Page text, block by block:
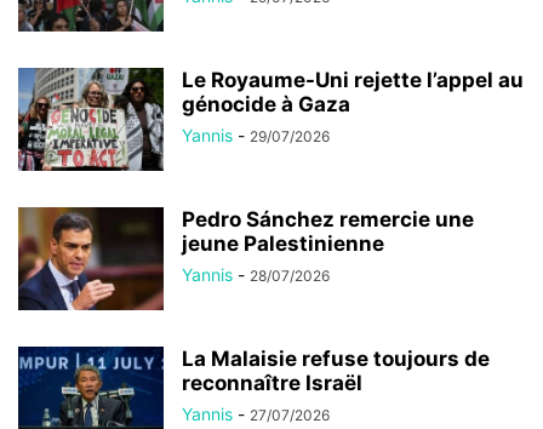
Le Royaume-Uni rejette l’appel au
génocide à Gaza
Yannis - 29/07/2026
Pedro Sánchez remercie une
jeune Palestinienne
Yannis - 28/07/2026
La Malaisie refuse toujours de
reconnaître Israël
Yannis - 27/07/2026